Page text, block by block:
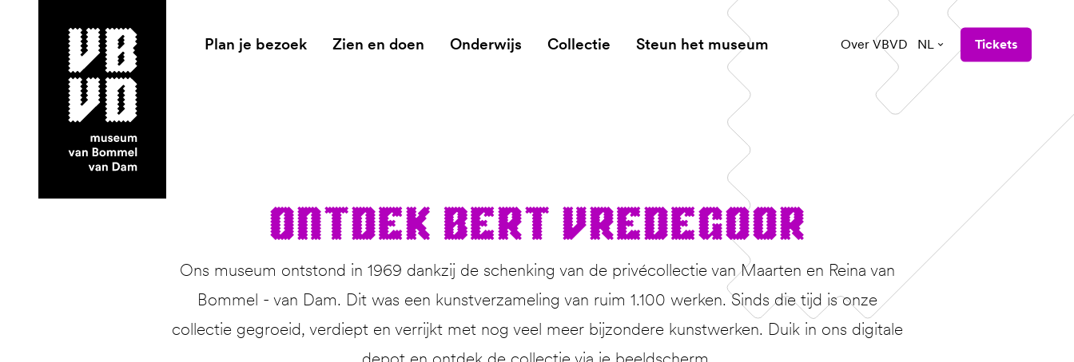
museum van Bommel van Dam
Plan je bezoek Zien en doen Onderwijs Collectie Steun het museum Over VBVD NL Tickets
Ont­dek Bert Vredegoor
Ons museum ontstond in 1969 dankzij de schenking van de privécollectie van Maarten en Reina van
Bommel - van Dam. Dit was een kunstverzameling van ruim 1.100 werken. Sinds die tijd is onze
collectie gegroeid, verdiept en verrijkt met nog veel meer bijzondere kunstwerken. Duik in ons digitale